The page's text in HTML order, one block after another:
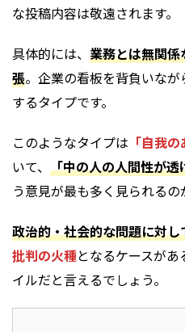
な投稿内容は敬遠されます。
具体的には、 業務とは無関
張。企業の看板を背負いなが
するタイプです。
このようなタイプは 「自我
いて、 「中の人の人間性が
う意見が最も多く見られるの
政治的・社会的な問題に対
批判の火種となるケースが
イルだと言えるでしょう。